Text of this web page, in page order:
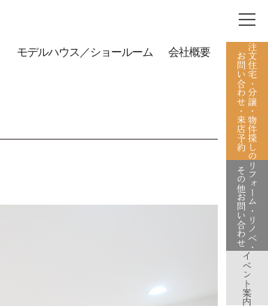
モデルハウス／ショールーム 会社概要 注文住宅・分譲・物件探しの
お問い合わせ・来店予約
リフォーム・リノベ・
その他お問い合わせ
イベント案内